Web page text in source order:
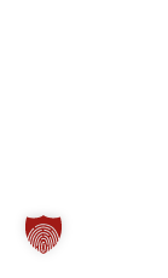
Mein Problem
und arbeite
Frischhefe
brausche ich
Loeffel echt